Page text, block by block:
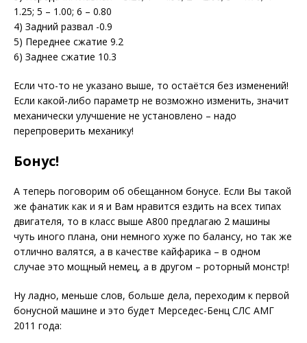
1.25; 5 – 1.00; 6 – 0.80
4) Задний развал -0.9
5) Переднее сжатие 9.2
6) Заднее сжатие 10.3
Если что-то не указано выше, то остаётся без изменений!
Если какой-либо параметр не возможно изменить, значит
механически улучшение не установлено – надо
перепроверить механику!
Бонус!
А теперь поговорим об обещанном бонусе. Если Вы такой
же фанатик как и я и Вам нравится ездить на всех типах
двигателя, то в класс выше А800 предлагаю 2 машины
чуть иного плана, они немного хуже по балансу, но так же
отлично валятся, а в качестве кайфарика – в одном
случае это мощный немец, а в другом – роторный монстр!
Ну ладно, меньше слов, больше дела, переходим к первой
бонусной машине и это будет Мерседес-Бенц СЛС АМГ
2011 года: